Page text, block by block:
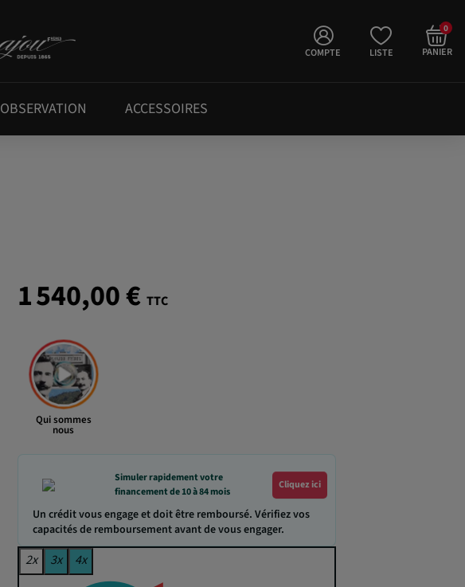
LISTE
COMPTE PANIER
0
OBSERVATION ACCESSOIRES
1 540,00 € TTC
Qui sommes
nous
Simuler rapidement votre
financement de 10 à 84 mois
Cliquez ici
Un crédit vous engage et doit être remboursé. Vérifiez vos
capacités de remboursement avant de vous engager.
2x 3x 4x